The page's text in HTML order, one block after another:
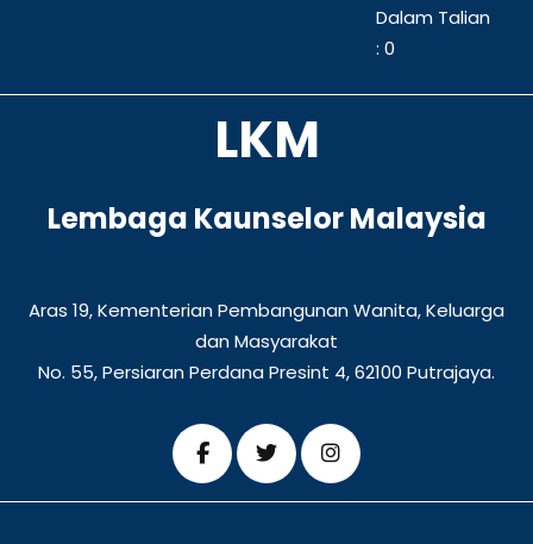
Dalam Talian
: 0
LKM
Lembaga Kaunselor Malaysia
Aras 19, Kementerian Pembangunan Wanita, Keluarga
dan Masyarakat
No. 55, Persiaran Perdana Presint 4, 62100 Putrajaya.